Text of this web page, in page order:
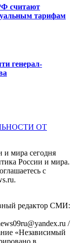
считают
тарифам
генерал-
ОТ
и мира сегодня
России и мира.
с
редактор СМИ:
/
«Независимый